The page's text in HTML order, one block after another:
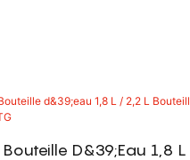
Bouteille D&39;eau 1,8